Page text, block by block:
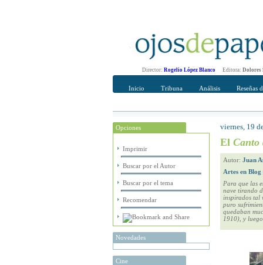
Director: Rogelio López Blanco Editora: Dolores
Inicio Tribuna Análisis Reseñas
Opciones
Imprimir
Buscar por el Autor
Buscar por el tema
Recomendar
Novedades
Cine
Recomendar
Su nombre
viernes, 19
El Canto
Autor: Juan
Artes en
Para que las
nave tirando
inspirados tal
puro
quedaban
1910), y